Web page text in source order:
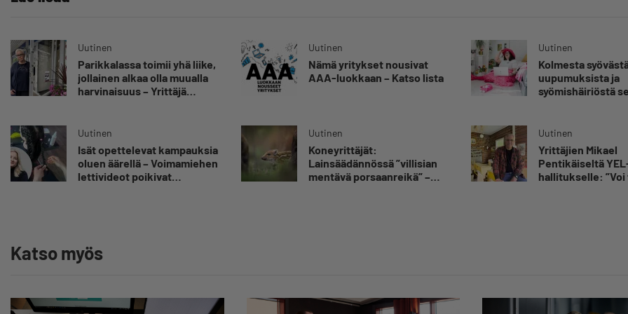
Uutinen
Parikkalassa toimii yhä liike,
jollainen alkaa olla muualla
harvinaisuus – Yrittäjä
omansa
Uutinen
Nämä yritykset nousivat
AAA-luokkaan – Katso lista
Uutinen
Kolmesta
uupumuksista ja
syömishäiriöstä
silmiin, olen
kestämään myös
yrittäjyyteen
epävarmuutta”
Uutinen
Isät opettelevat kampauksia
oluen äärellä – Voimamiehen
lettivideot poikivat
Uutinen
Koneyrittäjät:
Lainsäädännössä ”villisian
mentävä porsaanreikä” –
Uutinen
Yrittäjien Mikael
Pentikäiseltä
hallitukselle: ”Voi
Katso myös